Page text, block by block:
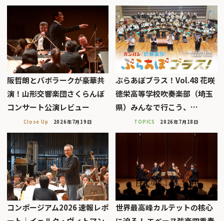
阪哲朗とバボラークが豪華共
演！山形交響楽団さくらんぼ
コンサート公演レビュー
Close Up 2026年7月19日
ぶらあぼブラス！Vol.48 花咲
徳栄高等学校吹奏楽部（埼玉
県）みんなで行こう、…
TOPICS 2026年7月18日
コンポージアム2026 速報レポ
世界最高峰カルテットの核心